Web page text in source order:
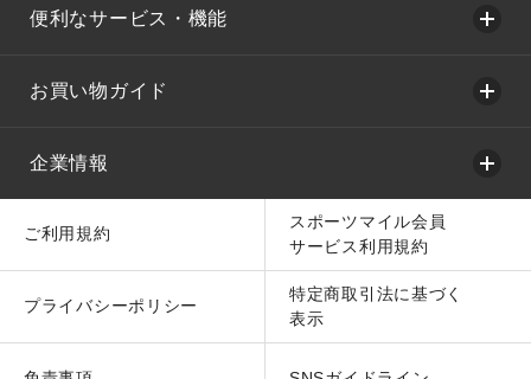
便利なサービス・機能
お買い物ガイド
企業情報
ご利用規約
スポーツマイル会員
サービス利用規約
プライバシーポリシー
特定商取引法に基づく
表示